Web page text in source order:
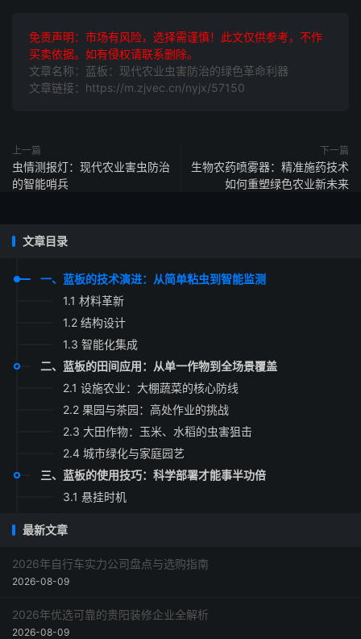
免责声明：市场有风险，选择需谨慎！此文仅供参考，不作
买卖依据。如有侵权请联系删除。
文章名称：蓝板：现代农业虫害防治的绿色革命利器
文章链接：https://m.zjvec.cn/nyjx/57150
上一篇
虫情测报灯：现代农业害虫防治
的智能哨兵
下一篇
生物农药喷雾器：精准施药技术
如何重塑绿色农业新未来
文章目录
一、蓝板的技术演进：从简单粘虫到智能监测
1.1 材料革新
1.2 结构设计
1.3 智能化集成
二、蓝板的田间应用：从单一作物到全场景覆盖
2.1 设施农业：大棚蔬菜的核心防线
2.2 果园与茶园：高处作业的挑战
2.3 大田作物：玉米、水稻的虫害狙击
2.4 城市绿化与家庭园艺
三、蓝板的使用技巧：科学部署才能事半功倍
3.1 悬挂时机
3.4 维护与更换
四、蓝板的局限性及应对策略
六、常见问题解答（Q&A）
最新文章
2026年自行车实力公司盘点与选购指南
2026-08-09
2026年优选可靠的贵阳装修企业全解析
2026-08-09